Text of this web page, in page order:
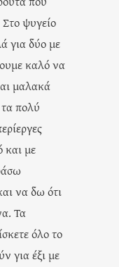
ψυγείο
για δύο με
καλό να
μαλακά
πολύ
και με
να δω ότι
Τα
όλο το
για έξι με